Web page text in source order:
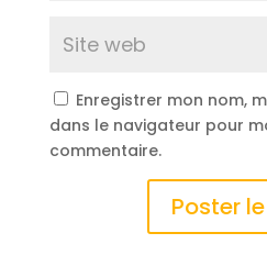
Enregistrer mon nom,
dans le navigateur pour
commentaire.